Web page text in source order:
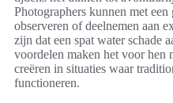
Photographers kunnen met
observeren of deelnemen aan
zijn dat een spat water schade
voordelen maken het voor hen
creëren in situaties waar
functioneren.